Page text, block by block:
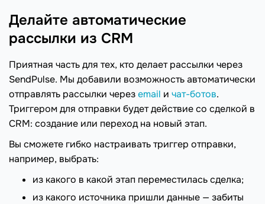
Делайте автоматические
рассылки из CRM
Приятная часть для тех, кто делает рассылки через
SendPulse. Мы добавили возможность автоматически
отправлять рассылки черезemail и чат-ботов.
Триггером для отправки будет действие со сделкой в
CRM: создание или переход на новый этап.
Вы сможете гибко настраивать триггер отправки,
например, выбрать:
из какого в какой этап переместилась сделка;
из какого источника пришли данные — забиты